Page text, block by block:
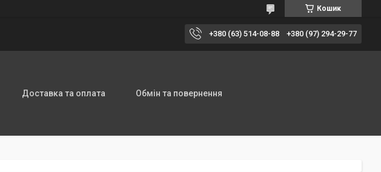
Кошик
+380 (63) 514-08-88 +380 (97) 294-29-77
Доставка та оплата Обмін та повернення